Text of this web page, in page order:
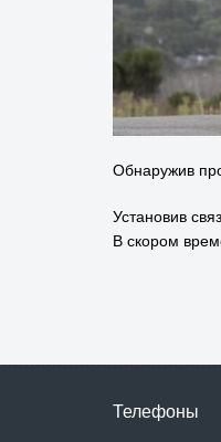
Обнаружив
Установив
В скором
Телефоны